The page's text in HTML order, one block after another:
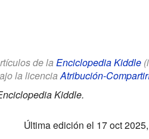
de la Enciclopedia Kiddle
la licenciaAtribución-
Kiddle.
Última edición el 17 oct